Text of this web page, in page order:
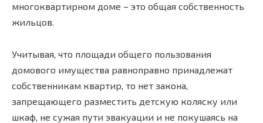
многоквартирном доме – это общая собственность
жильцов.
Учитывая, что площади общего пользования
домового имущества равноправно принадлежат
собственникам квартир, то нет закона,
запрещающего разместить детскую коляску или
шкаф, не сужая пути эвакуации и не покушаясь на